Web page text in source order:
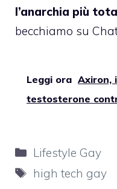
l’anarchia più
becchiamo su
Leggi ora Axiron,
testosterone
Categorie
Lifestyle Gay
Tag
high tech gay